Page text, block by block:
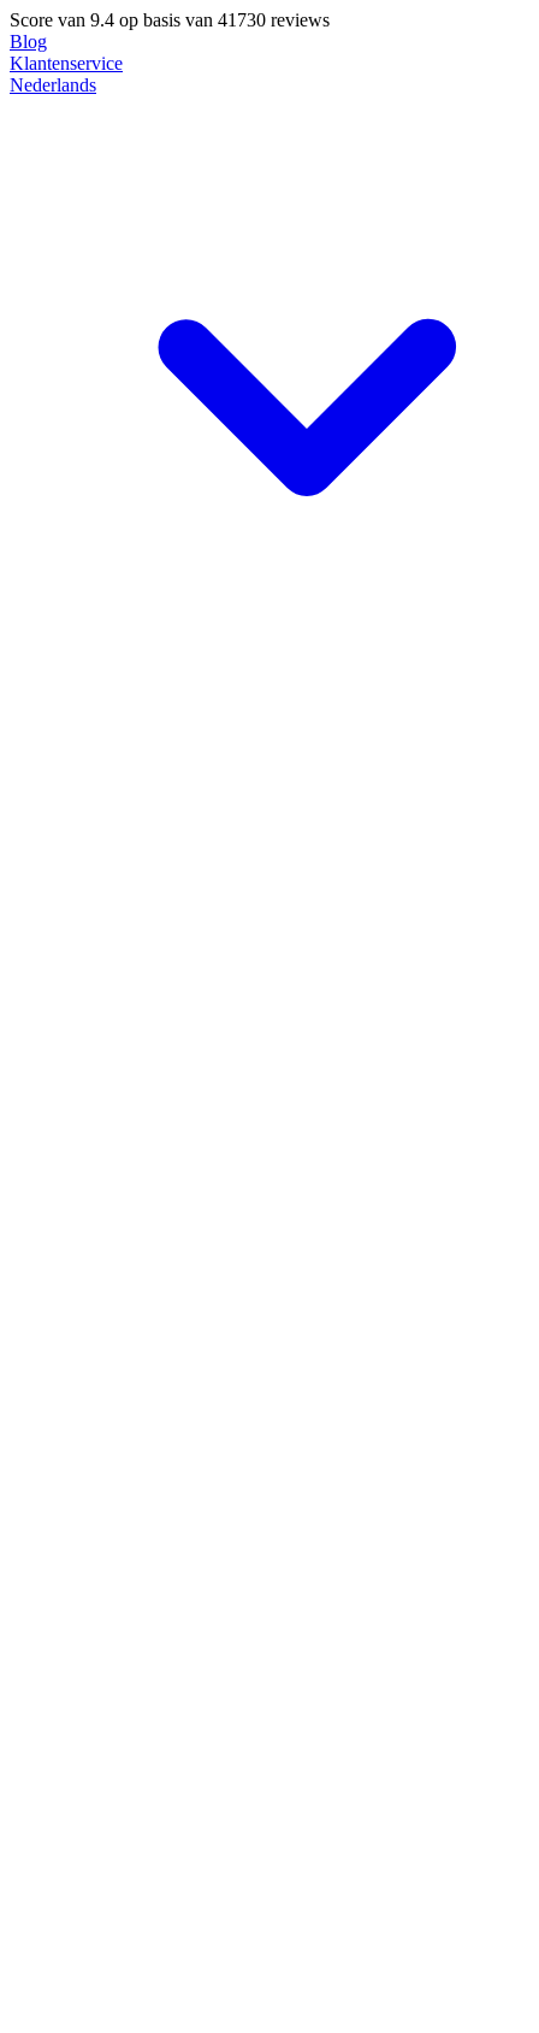
Score van 9.4 op basis van 41730 reviews
Blog
Klantenservice
Nederlands